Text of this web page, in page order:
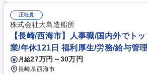
必要な鋼材の仕入れ先選定、発注作業、伝票入
ュール管理、その他関連業務 【取引先】造船所
【担当顧客】1名で3～10社程度を担当いただきます。 募集職種 第
歓迎【長崎大島∬法人営業】産業を支える鉄鋼
正社員
株式会社大島造船所
【長崎/西海市】人事職/国内外でト
業/年休121日 福利厚生/労務/給与管
月給27万円～30万円
長崎県西海市